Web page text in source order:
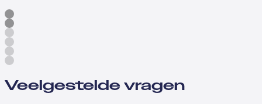
Veelgestelde vragen